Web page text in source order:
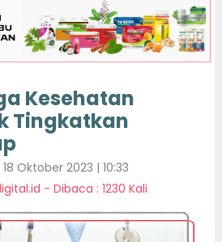
Kesehatan
Tingkatkan
Oktober 2023 | 10:33
- Dibaca : 1230 Kali